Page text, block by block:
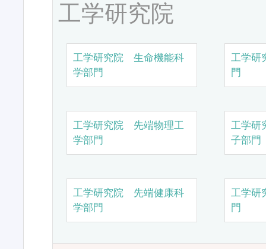
工学研究院
工学研究院 生命機能科
学部門
工学研
門
工学研究院 先端物理工
学部門
工学研
子部門
工学研究院 先端健康科
学部門
工学研
門